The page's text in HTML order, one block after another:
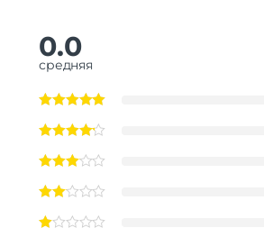
0.0
средняя